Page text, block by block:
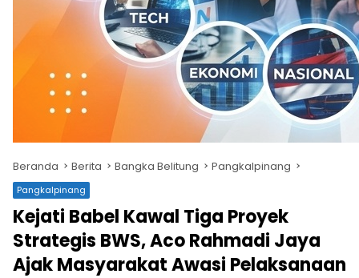
Beranda Berita Bangka Belitung Pangkalpinang
Pangkalpinang
Kejati Babel Kawal Tiga Proyek
Strategis BWS, Aco Rahmadi Jaya
Ajak Masyarakat Awasi Pelaksanaan